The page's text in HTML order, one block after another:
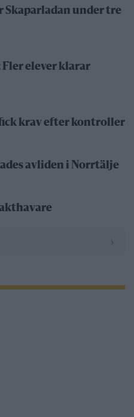
under tre
elever klarar
krav efter kontroller
avliden i Norrtälje